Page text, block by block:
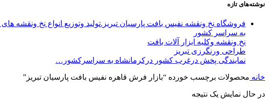
نوشته‌های تازه
فروشگاه نخ ونقشه نفیس بافت پارسیان تبریز.تولید وتوزیع انواع نخ ونقشه
به سراسر کشور
نخ ونقشه وکلیه ابزار آلات بافت
طراحی ورنگرزی تبریز
نمایندگی پخش درغرب کشور درکرمانشاه به سراسرکشور…
خانه محصولات برچسب خورده “بازار فرش قاهره نفیس بافت پارسیان تبریز”
در حال نمایش یک نتیجه